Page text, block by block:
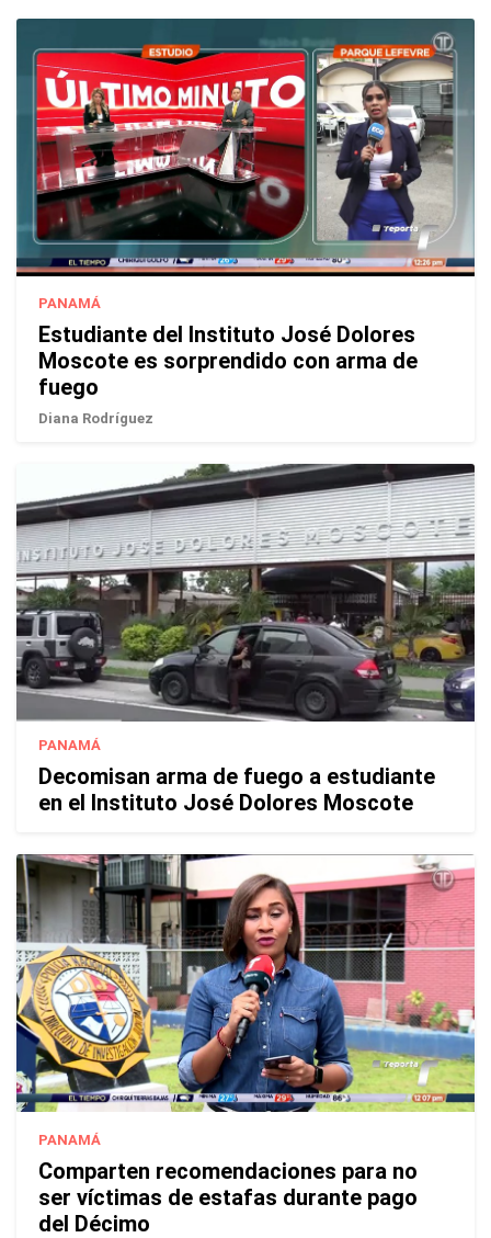
PANAMÁ
Estudiante del Instituto José Dolores
Moscote es sorprendido con arma de
fuego
Diana Rodríguez
PANAMÁ
Decomisan arma de fuego a estudiante
en el Instituto José Dolores Moscote
PANAMÁ
Comparten recomendaciones para no
ser víctimas de estafas durante pago
del Décimo